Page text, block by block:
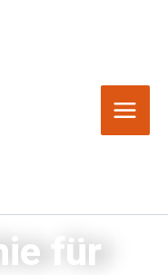
für